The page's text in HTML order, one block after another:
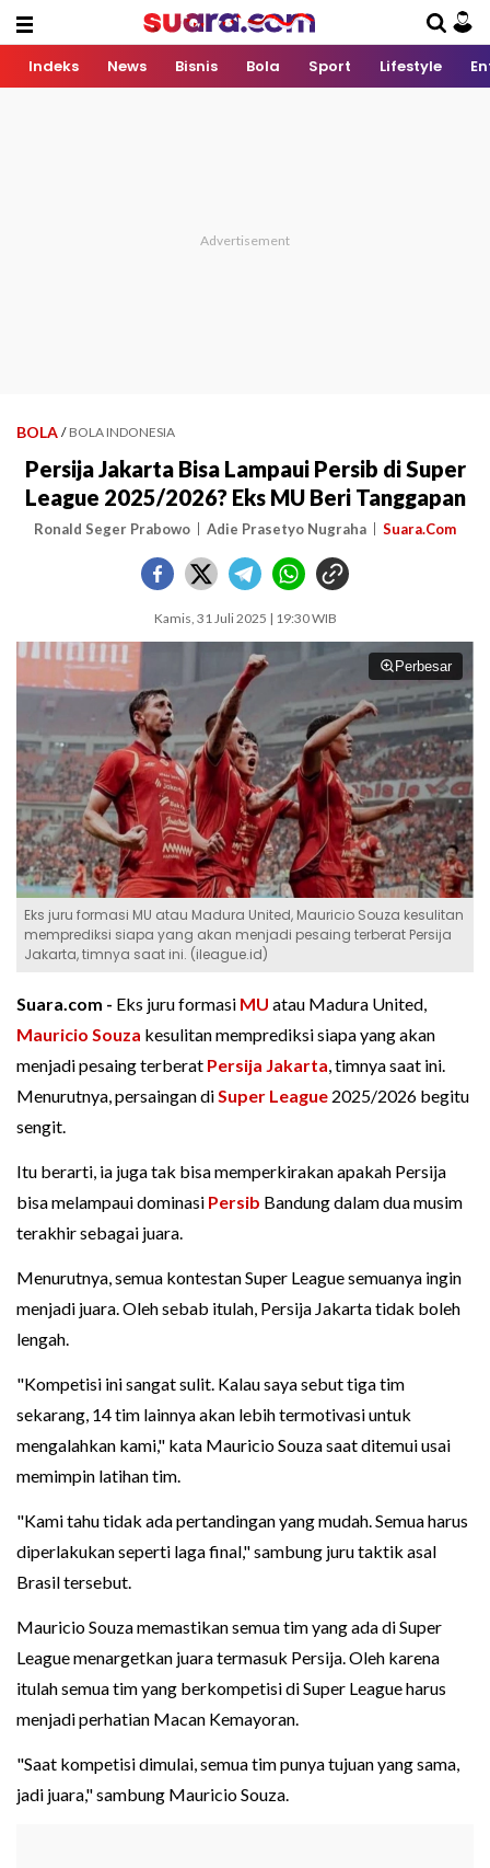
Indeks News Bisnis Bola Sport Lifestyle
BOLA / BOLA INDONESIA
Persija Jakarta Bisa Lampaui Persib di Super
League 2025/2026? Eks MU Beri Tanggapan
Ronald Seger Prabowo Adie Prasetyo Nugraha Suara.Com
Kamis, 31 Juli 2025 | 19:30 WIB
Perbesar
Eks juru formasi MU atau Madura United, Mauricio Souza kesulitan
memprediksi siapa yang akan menjadi pesaing terberat Persija
Jakarta, timnya saat ini. (ileague.id)
Suara.com - Eks juru formasi MU atau Madura United,
Mauricio Souza kesulitan memprediksi siapa yang akan
menjadi pesaing terberat Persija Jakarta, timnya saat ini.
Menurutnya, persaingan diSuper League 2025/2026 begitu
sengit.
Itu berarti, ia juga tak bisa memperkirakan apakah Persija
bisa melampaui dominasi Persib Bandung dalam dua musim
terakhir sebagai juara.
Menurutnya, semua kontestan Super League semuanya ingin
menjadi juara. Oleh sebab itulah, Persija Jakarta tidak boleh
lengah.
"Kompetisi ini sangat sulit. Kalau saya sebut tiga tim
sekarang, 14 tim lainnya akan lebih termotivasi untuk
mengalahkan kami," kata Mauricio Souza saat ditemui usai
memimpin latihan tim.
"Kami tahu tidak ada pertandingan yang mudah. Semua harus
diperlakukan seperti laga final," sambung juru taktik asal
Brasil tersebut.
Mauricio Souza memastikan semua tim yang ada di Super
League menargetkan juara termasuk Persija. Oleh karena
itulah semua tim yang berkompetisi di Super League harus
menjadi perhatian Macan Kemayoran.
"Saat kompetisi dimulai, semua tim punya tujuan yang sama,
jadi juara," sambung Mauricio Souza.